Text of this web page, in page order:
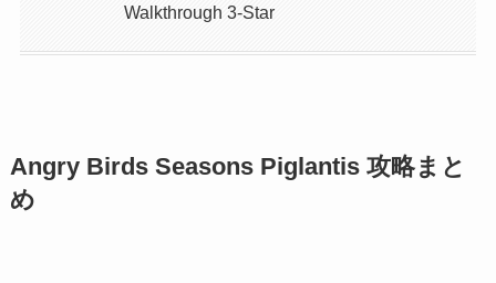
Walkthrough 3-Star
Angry Birds Seasons Piglantis 攻略まと
め